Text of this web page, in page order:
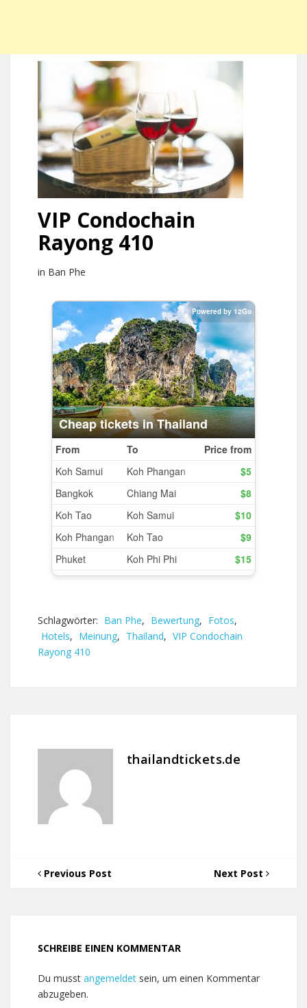
VIP Condochain
Rayong 410
in Ban Phe
Schlagwörter: Ban Phe, Bewertung, Fotos,
Hotels, Meinung, Thailand, VIP Condochain
Rayong 410
thailandtickets.de
Previous Post Next Post
SCHREIBE EINEN KOMMENTAR
Du musst angemeldet sein, um einen Kommentar
abzugeben.